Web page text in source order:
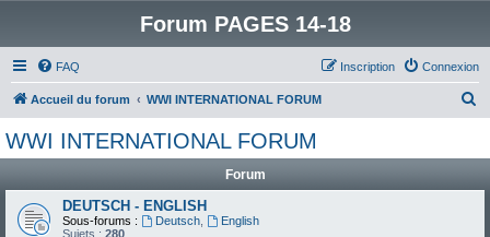
Forum PAGES 14-18
FAQ Connexion
Inscription
Accueil du forum WWI INTERNATIONAL FORUM
WWI INTERNATIONAL FORUM
Forum
DEUTSCH - ENGLISH
Sous-forums : Deutsch,
English
Sujets : 280